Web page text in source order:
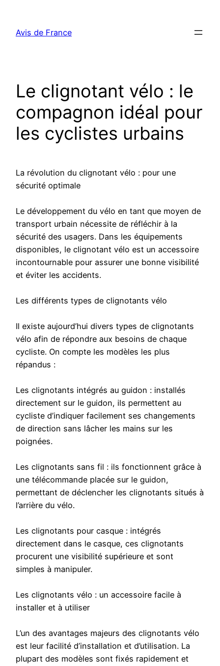
contenu
Avis de France
Le clignotant vélo : le
compagnon idéal pour
les cyclistes urbains
La révolution du clignotant vélo : pour une
sécurité optimale
Le développement du vélo en tant que moyen de
transport urbain nécessite de réfléchir à la
sécurité des usagers. Dans les équipements
disponibles, le clignotant vélo est un accessoire
incontournable pour assurer une bonne visibilité
et éviter les accidents.
Les différents types de clignotants vélo
Il existe aujourd’hui divers types de clignotants
vélo afin de répondre aux besoins de chaque
cycliste. On compte les modèles les plus
répandus :
Les clignotants intégrés au guidon : installés
directement sur le guidon, ils permettent au
cycliste d’indiquer facilement ses changements
de direction sans lâcher les mains sur les
poignées.
Les clignotants sans fil : ils fonctionnent grâce à
une télécommande placée sur le guidon,
permettant de déclencher les clignotants situés à
l’arrière du vélo.
Les clignotants pour casque : intégrés
directement dans le casque, ces clignotants
procurent une visibilité supérieure et sont
simples à manipuler.
Les clignotants vélo : un accessoire facile à
installer et à utiliser
L’un des avantages majeurs des clignotants vélo
est leur facilité d’installation et d’utilisation. La
plupart des modèles sont fixés rapidement et